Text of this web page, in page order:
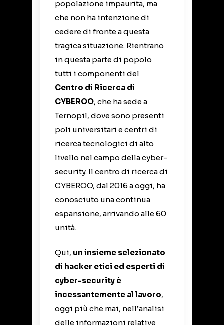
popolazione impaurita, ma
che non ha intenzione di
cedere di fronte a questa
tragica situazione. Rientrano
in questa parte di popolo
tutti i componenti del
Centro di Ricerca di
CYBEROO, che ha sede a
Ternopil, dove sono presenti
poli universitari e centri di
ricerca tecnologici di alto
livello nel campo della cyber-
security. Il centro di ricerca di
CYBEROO, dal 2016 a oggi, ha
conosciuto una continua
espansione, arrivando alle 60
unità.
Qui, un insieme selezionato
di hacker etici ed esperti di
cyber-security è
incessantemente al lavoro,
oggi più che mai, nell’analisi
delle informazioni relative